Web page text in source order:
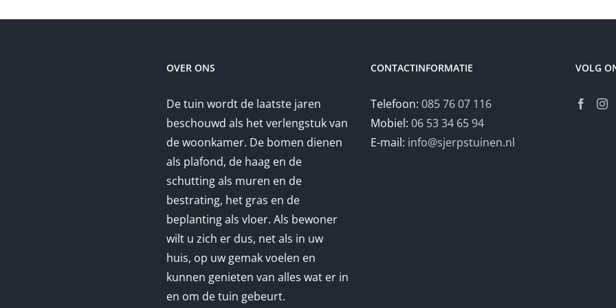
OVER ONS
De tuin wordt de laatste jaren
beschouwd als het verlengstuk van
de woonkamer. De bomen dienen
als plafond, de haag en de
schutting als muren en de
bestrating, het gras en de
beplanting als vloer. Als bewoner
wilt u zich er dus, net als in uw
huis, op uw gemak voelen en
kunnen genieten van alles wat er in
en om de tuin gebeurt.
CONTACTINFORMATIE
Telefoon:085 76 07 116
Mobiel:06 53 34 65 94
E-mail: info@sjerpstuinen.nl
VOLG